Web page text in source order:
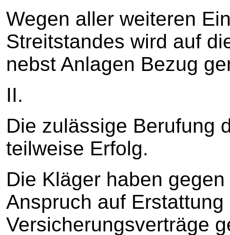
Wegen aller weiteren
Streitstandes wird auf
nebst Anlagen Bezug
II.
Die zulässige Berufung
teilweise Erfolg.
Die Kläger haben
Anspruch auf
Versicherungsverträge